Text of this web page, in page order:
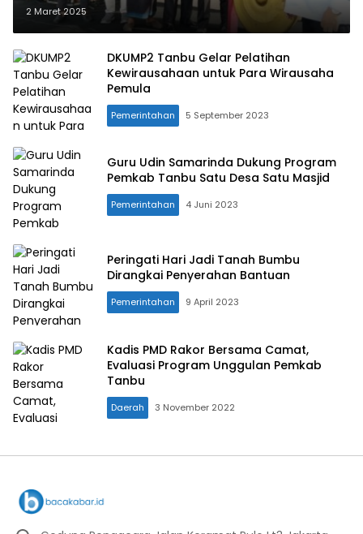
Jaman Dulu
2 Maret 2025
DKUMP2 Tanbu Gelar Pelatihan
Kewirausahaan untuk Para Wirausaha
Pemula
Pemerintahan 5 September 2023
Guru Udin Samarinda Dukung Program
Pemkab Tanbu Satu Desa Satu Masjid
Pemerintahan 4 Juni 2023
Peringati Hari Jadi Tanah Bumbu
Dirangkai Penyerahan Bantuan
Pemerintahan 9 April 2023
Kadis PMD Rakor Bersama Camat,
Evaluasi Program Unggulan Pemkab
Tanbu
Daerah 3 November 2022